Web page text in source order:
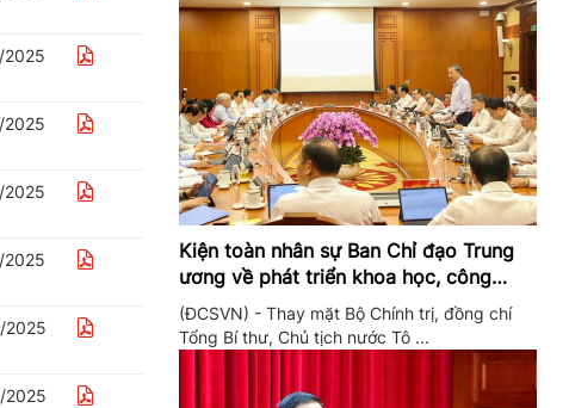
2025
2025
Kiện toàn nhân sự Ban Chỉ đạo Trung
ương về phát triển khoa học, công
nghệ, đổi mới sáng tạo và chuyển đổi
số
(ĐCSVN) - Thay mặt Bộ Chính trị, đồng chí
Tổng Bí thư, Chủ tịch nước Tô ...